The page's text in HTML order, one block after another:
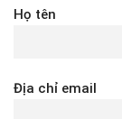
Họ tên
Địa chỉ email